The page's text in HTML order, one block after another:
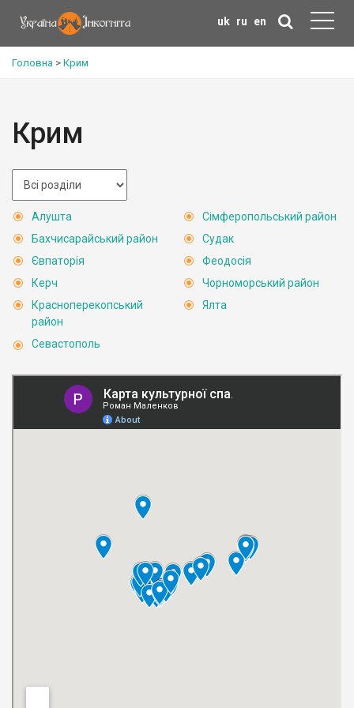
uk ru en
Головна > Крим
Крим
Алушта
Бахчисарайський район
Євпаторія
Керч
Красноперекопський
район
Севастополь
Сімферопольський район
Судак
Феодосія
Чорноморський район
Ялта